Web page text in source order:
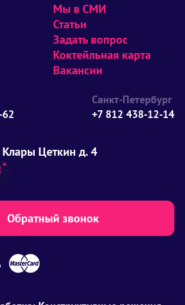
Мы в СМИ
Статьи
Задать вопрос
Коктейльная карта
Вакансии
Санкт-Петербург
+7 812 438-12-14
Клары Цеткин д. 4
Обратный звонок